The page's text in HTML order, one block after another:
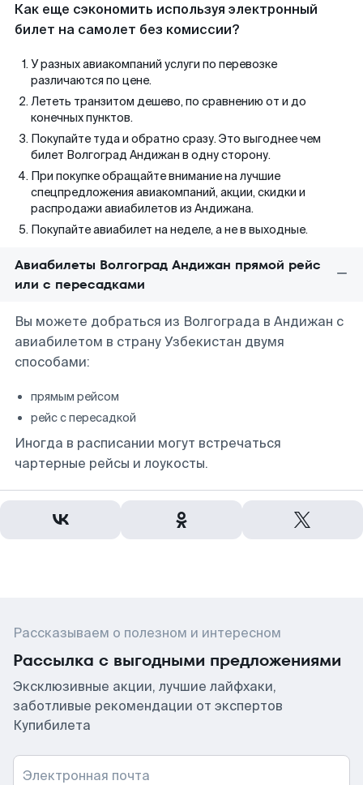
Как еще сэкономить используя электронный
билет на самолет без комиссии?
У разных авиакомпаний услуги по перевозке
различаются по цене.
Лететь транзитом дешево, по сравнению от и до
конечных пунктов.
Покупайте туда и обратно сразу. Это выгоднее чем
билет Волгоград Андижан в одну сторону.
При покупке обращайте внимание на лучшие
спецпредложения авиакомпаний, акции, скидки и
распродажи авиабилетов из Андижана.
Покупайте авиабилет на неделе, а не в выходные.
Авиабилеты Волгоград Андижан прямой рейс
или с пересадками
Вы можете добраться из Волгограда в Андижан с
авиабилетом в страну Узбекистан двумя
способами:
прямым рейсом
рейс с пересадкой
Иногда в расписании могут встречаться
чартерные рейсы и лоукосты.
Рассказываем о полезном и интересном
Рассылка с выгодными предложениями
Эксклюзивные акции, лучшие лайфхаки,
заботливые рекомендации от экспертов
Купибилета
Электронная почта